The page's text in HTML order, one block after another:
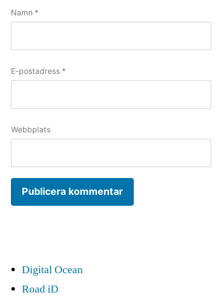
Namn *
E-postadress *
Webbplats
Digital Ocean
Road iD